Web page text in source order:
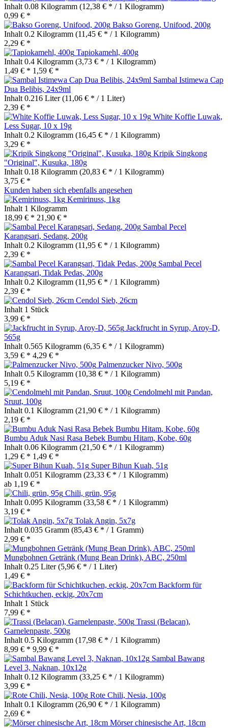
Inhalt 0.08 Kilogramm (12,38 € * / 1 Kilogramm)
0,99 € *
Bakso Goreng, Unifood, 200g
Inhalt 0.2 Kilogramm (11,45 € * / 1 Kilogramm)
2,29 € *
Tapiokamehl, 400g
Inhalt 0.4 Kilogramm (3,73 € * / 1 Kilogramm)
1,49 € * 1,59 € *
Sambal Istimewa Cap
Dua Belibis, 24x9ml
Inhalt 0.216 Liter(11,06 € * / 1 Liter)
2,39 € *
White Koffie Luwak,
Less Sugar, 10 x 19g
Inhalt 0.2 Kilogramm (16,45 € * / 1 Kilogramm)
3,29 € *
Kripik Singkong
"Original", Kusuka, 180g
Inhalt 0.18 Kilogramm (20,83 € * / 1 Kilogramm)
3,75 € *
Kunden haben sich ebenfalls angesehen
Kemirinuss, 1kg
Inhalt 1 Kilogramm
18,99 € * 21,90 € *
Sambal Pecel
Karangsari, Sedang, 200g
Inhalt 0.2 Kilogramm (11,95 € * / 1 Kilogramm)
2,39 € *
Sambal Pecel
Karangsari, Tidak Pedas, 200g
Inhalt 0.2 Kilogramm (11,95 € * / 1 Kilogramm)
2,39 € *
Cendol Sieb, 26cm
Inhalt 1 Stück
3,99 € *
Jackfrucht in Syrup, Aroy-D,
565g
Inhalt 0.565 Kilogramm (6,35 € * / 1 Kilogramm)
3,59 € * 4,29 € *
Palmenzucker Nivo, 500g
Inhalt 0.5 Kilogramm (10,38 € * / 1 Kilogramm)
5,19 € *
Cendolmehl mit Pandan,
Sruut, 100g
Inhalt 0.1 Kilogramm (21,90 € * / 1 Kilogramm)
2,19 € *
Bumbu Aduk Nasi Rasa Bebek Bumbu Hitam, Kobe, 60g
Inhalt 0.06 Kilogramm (21,50 € * / 1 Kilogramm)
1,29 € * 1,49 € *
Super Bihun Kuah, 51g
Inhalt 0.051 Kilogramm (23,33 € * / 1 Kilogramm)
ab 1,19 € *
Chili, grün, 95g
Inhalt 0.095 Kilogramm (33,58 € * / 1 Kilogramm)
3,19 € *
Tolak Angin, 5x7g
Inhalt 0.035 Gramm (85,43 € * / 1 Gramm)
2,99 € *
Mungbohnen Getränk (Mung Bean Drink), ABC, 250ml
Inhalt 0.25 Liter(5,96 € * / 1 Liter)
1,49 € *
Backform für
Schichtkuchen, eckig, 20x7cm
Inhalt 1 Stück
7,99 € *
Trassi (Belacan),
Garnelenpaste, 500g
Inhalt 0.5 Kilogramm (17,98 € * / 1 Kilogramm)
8,99 € * 9,99 € *
Sambal Bawang
Level 3, Naknan, 10x12g
Inhalt 0.12 Kilogramm (33,25 € * / 1 Kilogramm)
3,99 € *
Rote Chili, Nesia, 100g
Inhalt 0.1 Kilogramm (26,90 € * / 1 Kilogramm)
2,69 € *
Mörser chinesische Art, 18cm